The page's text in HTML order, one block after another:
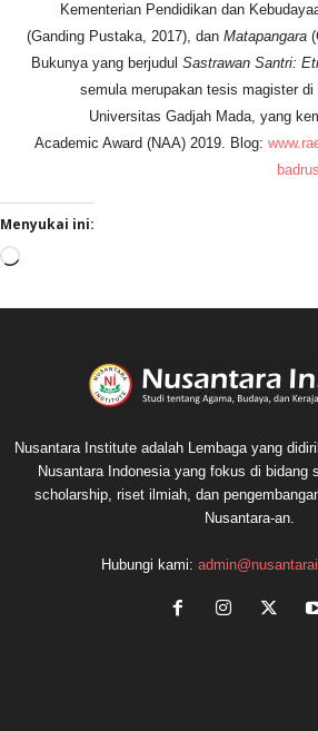
Kementerian Pendidikan dan
(Ganding Pustaka, 2017), dan Matapangara
Bukunya yang berjudul Sastrawan Santri:
semula merupakan tesis magister di
Universitas Gadjah Mada, yang
Academic Award (NAA) 2019. Blog:
Menyukai ini:
m
.
Nusantara Institute adalah Lembaga yang
Nusantara Indonesia yang fokus di bidang
scholarship, riset ilmiah, dan
Nusantara-an.
Hubungi kami: